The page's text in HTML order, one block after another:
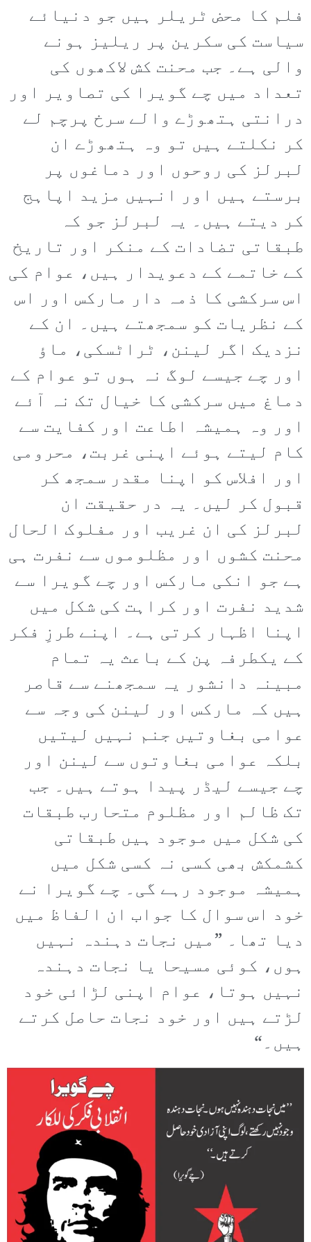
فلم کا محض ٹریلر ہیں جو دنیائے
سیاست کی سکرین پر ریلیز ہونے
والی ہے۔ جب محنت کش لاکھوں کی
تعداد میں چے گویرا کی تصاویر اور
درانتی ہتھوڑے والے سرخ پرچم لے
کر نکلتے ہیں تو وہ ہتھوڑے ان
لبرلز کی روحوں اور دماغوں پر
برستے ہیں اور انہیں مزید اپاہج
کر دیتے ہیں۔ یہ لبرلز جو کہ
طبقاتی تضادات کے منکر اور تاریخ
کے خاتمے کے دعویدار ہیں، عوام کی
اس سرکشی کا ذمہ دار مارکس اور اس
کے نظریات کو سمجھتے ہیں۔ ان کے
نزدیک اگر لینن، ٹراٹسکی، ماؤ
اور چے جیسے لوگ نہ ہوں تو عوام کے
دماغ میں سرکشی کا خیال تک نہ آئے
اور وہ ہمیشہ اطاعت اور کفایت سے
کام لیتے ہوئے اپنی غربت، محرومی
اور افلاس کو اپنا مقدر سمجھ کر
قبول کر لیں۔ یہ در حقیقت ان
لبرلز کی ان غریب اور مفلوک الحال
محنت کشوں اور مظلوموں سے نفرت ہی
ہے جو انکی مارکس اور چے گویرا سے
شدید نفرت اور کراہت کی شکل میں
اپنا اظہار کرتی ہے۔ اپنے طرزِ فکر
کے یکطرفہ پن کے باعث یہ تمام
مبینہ دانشور یہ سمجھنے سے قاصر
ہیں کہ مارکس اور لینن کی وجہ سے
عوامی بغاوتیں جنم نہیں لیتیں
بلکہ عوامی بغاوتوں سے لینن اور
چے جیسے لیڈر پیدا ہوتے ہیں۔ جب
تک ظالم اور مظلوم متحارب طبقات
کی شکل میں موجود ہیں طبقاتی
کشمکش بھی کسی نہ کسی شکل میں
ہمیشہ موجود رہے گی۔ چے گویرا نے
خود اس سوال کا جواب ان الفاظ میں
دیا تھا۔ ”میں نجات دہندہ نہیں
ہوں، کوئی مسیحا یا نجات دہندہ
نہیں ہوتا، عوام اپنی لڑائی خود
لڑتے ہیں اور خود نجات حاصل کرتے
ہیں۔“